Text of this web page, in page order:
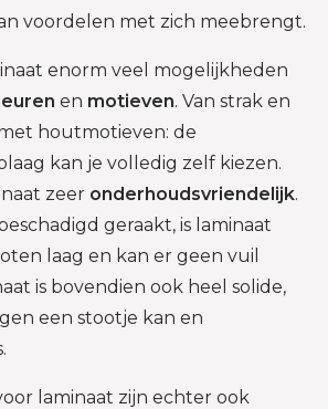
voordelen met zich meebrengt.
enorm veel mogelijkheden
en motieven. Van strak en
houtmotieven: de
kan je volledig zelf kiezen.
zeer onderhoudsvriendelijk.
geraakt, is laminaat
laag en kan er geen vuil
is bovendien ook heel solide,
een stootje kan en
laminaat zijn echter ook